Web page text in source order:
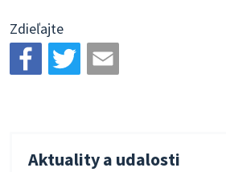
Zdieľajte
Aktuality a udalosti